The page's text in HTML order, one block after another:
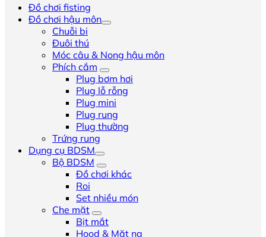
Đồ chơi fisting
Đồ chơi hậu môn
Chuỗi bi
Đuôi thú
Móc câu & Nong hậu môn
Phích cắm
Plug bơm hơi
Plug lỗ rỗng
Plug mini
Plug rung
Plug thường
Trứng rung
Dụng cụ BDSM
Bộ BDSM
Đồ chơi khác
Roi
Set nhiều món
Che mặt
Bịt mắt
Hood & Mặt nạ